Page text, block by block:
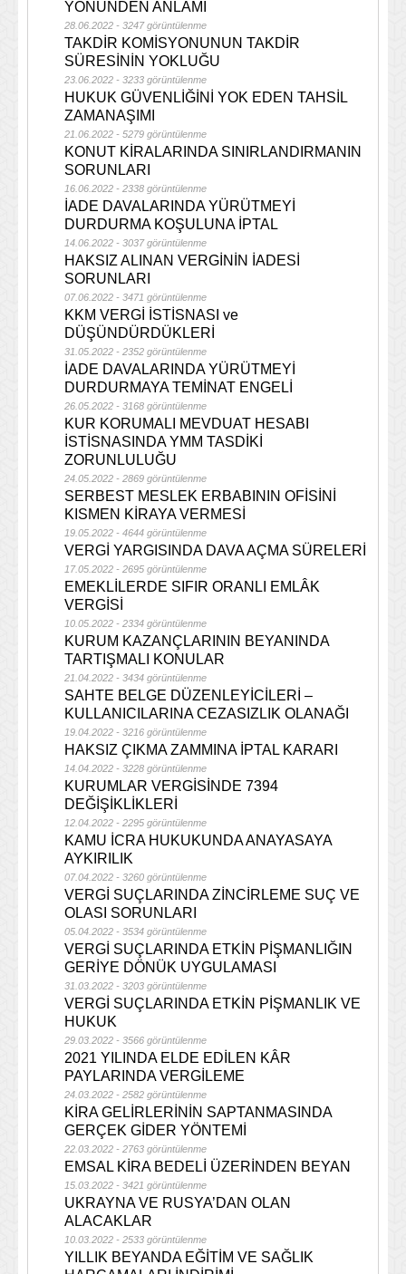
YÖNÜNDEN ANLAMI
28.06.2022 - 3247 görüntülenme
TAKDİR KOMİSYONUNUN TAKDİR
SÜRESİNİN YOKLUĞU
23.06.2022 - 3233 görüntülenme
HUKUK GÜVENLİĞİNİ YOK EDEN TAHSİL
ZAMANAŞIMI
21.06.2022 - 5279 görüntülenme
KONUT KİRALARINDA SINIRLANDIRMANIN
SORUNLARI
16.06.2022 - 2338 görüntülenme
İADE DAVALARINDA YÜRÜTMEYİ
DURDURMA KOŞULUNA İPTAL
14.06.2022 - 3037 görüntülenme
HAKSIZ ALINAN VERGİNİN İADESİ
SORUNLARI
07.06.2022 - 3471 görüntülenme
KKM VERGİ İSTİSNASI ve
DÜŞÜNDÜRDÜKLERİ
31.05.2022 - 2352 görüntülenme
İADE DAVALARINDA YÜRÜTMEYİ
DURDURMAYA TEMİNAT ENGELİ
26.05.2022 - 3168 görüntülenme
KUR KORUMALI MEVDUAT HESABI
İSTİSNASINDA YMM TASDİKİ
ZORUNLULUĞU
24.05.2022 - 2869 görüntülenme
SERBEST MESLEK ERBABININ OFİSİNİ
KISMEN KİRAYA VERMESİ
19.05.2022 - 4644 görüntülenme
VERGİ YARGISINDA DAVA AÇMA SÜRELERİ
17.05.2022 - 2695 görüntülenme
EMEKLİLERDE SIFIR ORANLI EMLÂK
VERGİSİ
10.05.2022 - 2334 görüntülenme
KURUM KAZANÇLARININ BEYANINDA
TARTIŞMALI KONULAR
21.04.2022 - 3434 görüntülenme
SAHTE BELGE DÜZENLEYİCİLERİ –
KULLANICILARINA CEZASIZLIK OLANAĞI
19.04.2022 - 3216 görüntülenme
HAKSIZ ÇIKMA ZAMMINA İPTAL KARARI
14.04.2022 - 3228 görüntülenme
KURUMLAR VERGİSİNDE 7394
DEĞİŞİKLİKLERİ
12.04.2022 - 2295 görüntülenme
KAMU İCRA HUKUKUNDA ANAYASAYA
AYKIRILIK
07.04.2022 - 3260 görüntülenme
VERGİ SUÇLARINDA ZİNCİRLEME SUÇ VE
OLASI SORUNLARI
05.04.2022 - 3534 görüntülenme
VERGİ SUÇLARINDA ETKİN PİŞMANLIĞIN
GERİYE DÖNÜK UYGULAMASI
31.03.2022 - 3203 görüntülenme
VERGİ SUÇLARINDA ETKİN PİŞMANLIK VE
HUKUK
29.03.2022 - 3566 görüntülenme
2021 YILINDA ELDE EDİLEN KÂR
PAYLARINDA VERGİLEME
24.03.2022 - 2582 görüntülenme
KİRA GELİRLERİNİN SAPTANMASINDA
GERÇEK GİDER YÖNTEMİ
22.03.2022 - 2763 görüntülenme
EMSAL KİRA BEDELİ ÜZERİNDEN BEYAN
15.03.2022 - 3421 görüntülenme
UKRAYNA VE RUSYA’DAN OLAN
ALACAKLAR
10.03.2022 - 2533 görüntülenme
YILLIK BEYANDA EĞİTİM VE SAĞLIK